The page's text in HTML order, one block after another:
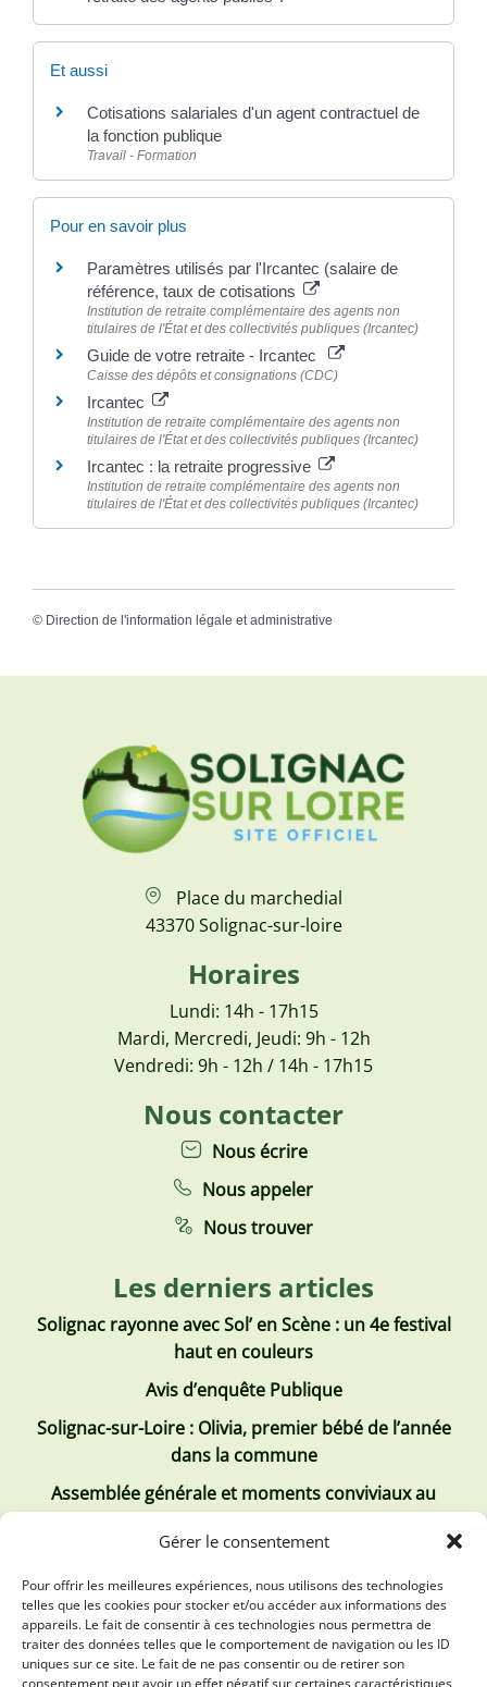
Gérer le consentement
Pour offrir les meilleures expériences, nous utilisons des technologies
telles que les cookies pour stocker et/ou accéder aux informations des
appareils. Le fait de consentir à ces technologies nous permettra de
traiter des données telles que le comportement de navigation ou les ID
uniques sur ce site. Le fait de ne pas consentir ou de retirer son
consentement peut avoir un effet négatif sur certaines caractéristiques
Et aussi
Cotisations salariales d'un agent contractuel de
la fonction publique
Travail - Formation
Pour en savoir plus
Paramètres utilisés par l'Ircantec (salaire de
référence, taux de cotisations
Institution de retraite complémentaire des agents non
titulaires de l'État et des collectivités publiques (Ircantec)
Guide de votre retraite - Ircantec
Caisse des dépôts et consignations (CDC)
Ircantec
Institution de retraite complémentaire des agents non
titulaires de l'État et des collectivités publiques (Ircantec)
Ircantec : la retraite progressive
Institution de retraite complémentaire des agents non
titulaires de l'État et des collectivités publiques (Ircantec)
© Direction de l'information légale et administrative
Place du marchedial
43370 Solignac-sur-loire
Horaires
Lundi: 14h - 17h15
Mardi, Mercredi, Jeudi: 9h - 12h
Vendredi: 9h - 12h / 14h - 17h15
Nous contacter
Nous écrire
Nous appeler
Nous trouver
Les derniers articles
Solignac rayonne avec Sol’ en Scène : un 4e festival
haut en couleurs
Avis d’enquête Publique
Solignac-sur-Loire : Olivia, premier bébé de l’année
dans la commune
Assemblée générale et moments conviviaux au
Club Tous ensemble
Les derniers comptes rendus
Conseil municipal 2 juillet 2026